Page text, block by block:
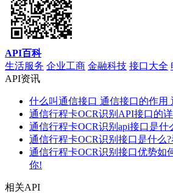
API百科
生活服务 企业工商 金融科技 接口大全
API资讯
什么叫通信接口 通信接口的作用
通信行程卡OCR识别API接口的
通信行程卡OCR识别api接口是什
通信行程卡OCR识别接口是什么
通信行程卡OCR识别接口优势如
你!
相关API